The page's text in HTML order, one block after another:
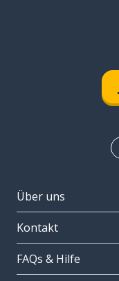
Über uns
Kontakt
FAQs & Hilfe